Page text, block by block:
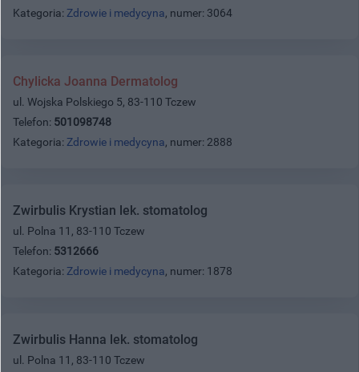
Kategoria: Zdrowie i medycyna, numer: 3064
Chylicka Joanna Dermatolog
ul. Wojska Polskiego 5, 83-110 Tczew
Telefon: 501098748
Kategoria: Zdrowie i medycyna, numer: 2888
Zwirbulis Krystian lek. stomatolog
ul. Polna 11, 83-110 Tczew
Telefon: 5312666
Kategoria: Zdrowie i medycyna, numer: 1878
Zwirbulis Hanna lek. stomatolog
ul. Polna 11, 83-110 Tczew